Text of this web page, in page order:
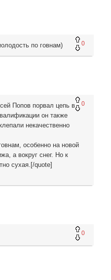
0
по говнам)
0
Попов порвал цепь в
он также
некачественно
особенно на новой
а вокруг снег. Но к
сухая.[/quote]
0